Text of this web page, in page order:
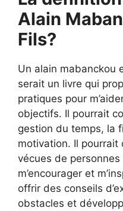
Alain
Fils?
Un alain mabanckou
serait un livre qui
pratiques pour
objectifs. Il pourrait
gestion du temps, la
motivation. Il pourrait
vécues de
m’encourager et
offrir des conseils
obstacles et